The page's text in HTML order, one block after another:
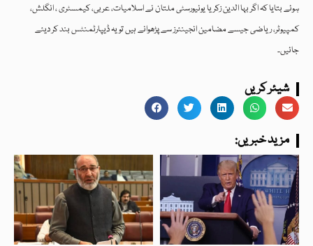
ہوئے بتایا کہ اگر بہا الدین زکریا یونیورسٹی ملتان نے اسلامیات، عربی، کیمسٹری ، انگلش،
کمپیوٹر، ریاضی جیسے مضامین انجینئرز سے پڑھوانے ہیں تو یہ ڈیپارٹمنٹس بند کر دیئے
جائیں۔
شیئر کریں
:مزید خبریں